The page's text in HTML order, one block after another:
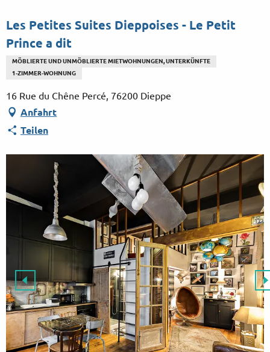
au
contenu
principal
Les Petites Suites Dieppoises - Le Petit
Prince a dit
MÖBLIERTE UND UNMÖBLIERTE MIETWOHNUNGEN, UNTERKÜNFTE
1-ZIMMER-WOHNUNG
16 Rue du Chêne Percé, 76200 Dieppe
Anfahrt
Teilen